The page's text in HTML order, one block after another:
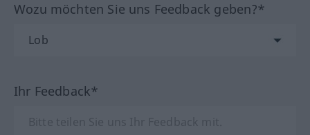
Wozu möchten Sie uns Feedback geben?*
Ihr Feedback*